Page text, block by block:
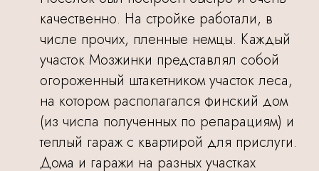
качественно. На стройке работали, в
числе прочих, пленные немцы. Каждый
участок Мозжинки представлял собой
огороженный штакетником участок леса,
на котором располагался финский дом
(из числа полученных по репарациям) и
теплый гараж с квартирой для прислуги.
Дома и гаражи на разных участках